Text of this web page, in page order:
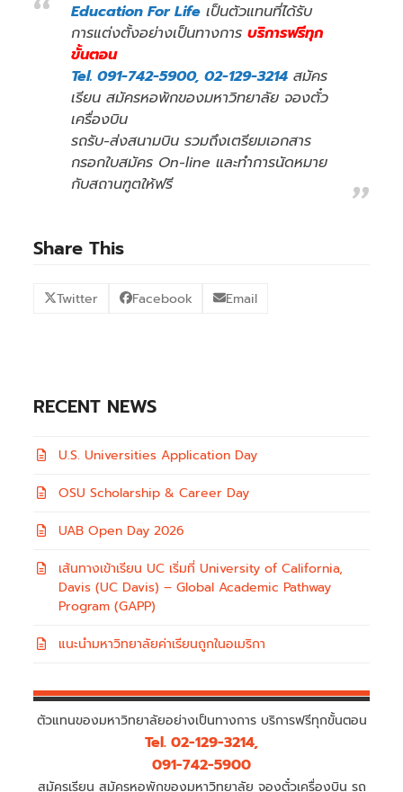
Education For Life เป็นตัวแทนที่ได้รับ
การแต่งตั้งอย่างเป็นทางการบริการฟรีทุก
ขั้นตอน
Tel. 091-742-5900, 02-129-3214 สมัคร
เรียน สมัครหอพักของมหาวิทยาลัย จองตั๋ว
เครื่องบิน
รถรับ-ส่งสนามบิน รวมถึงเตรียมเอกสาร
กรอกใบสมัคร On-line และทำการนัดหมาย
กับสถานฑูตให้ฟรี
Share This
Twitter Facebook Email
RECENT NEWS
U.S. Universities Application Day
OSU Scholarship & Career Day
UAB Open Day 2026
เส้นทางเข้าเรียน UC เริ่มที่ University of California,
Davis (UC Davis) – Global Academic Pathway
Program (GAPP)
แนะนำมหาวิทยาลัยค่าเรียนถูกในอเมริกา
ตัวแทนของมหาวิทยาลัยอย่างเป็นทางการ บริการฟรีทุกขั้นตอน
Tel. 02-129-3214,
091-742-5900
สมัครเรียน สมัครหอพักของมหาวิทยาลัย จองตั๋วเครื่องบิน รถ